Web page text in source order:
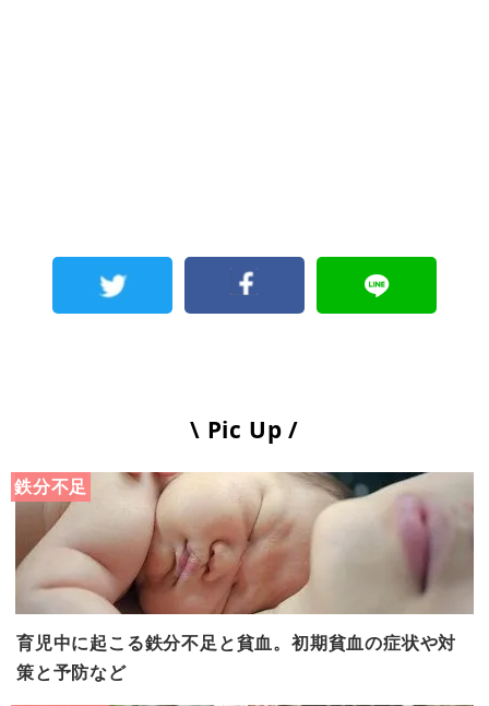
\ Pic Up /
鉄分不足
育児中に起こる鉄分不足と貧血。初期貧血の症状や対
策と予防など